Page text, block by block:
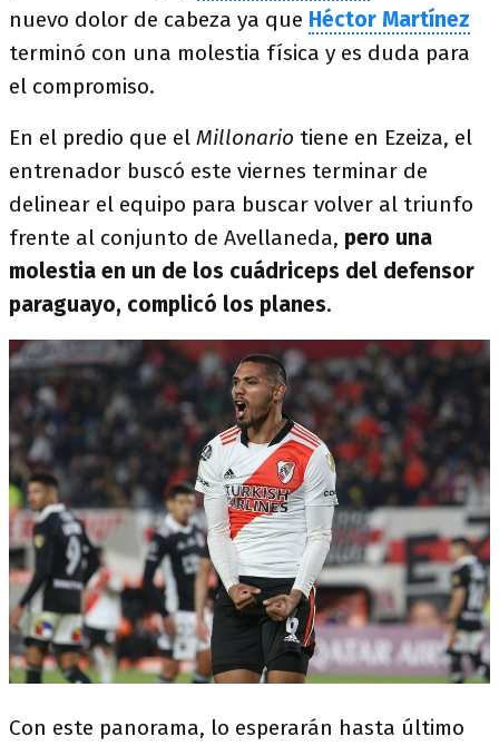
nuevo dolor de cabeza ya que Héctor Martínez
terminó con una molestia física y es duda para
el compromiso.
En el predio que el Millonario tiene en Ezeiza, el
entrenador buscó este viernes terminar de
delinear el equipo para buscar volver al triunfo
frente al conjunto de Avellaneda, pero una
molestia en un de los cuádriceps del defensor
paraguayo, complicó los planes.
Con este panorama, lo esperarán hasta último